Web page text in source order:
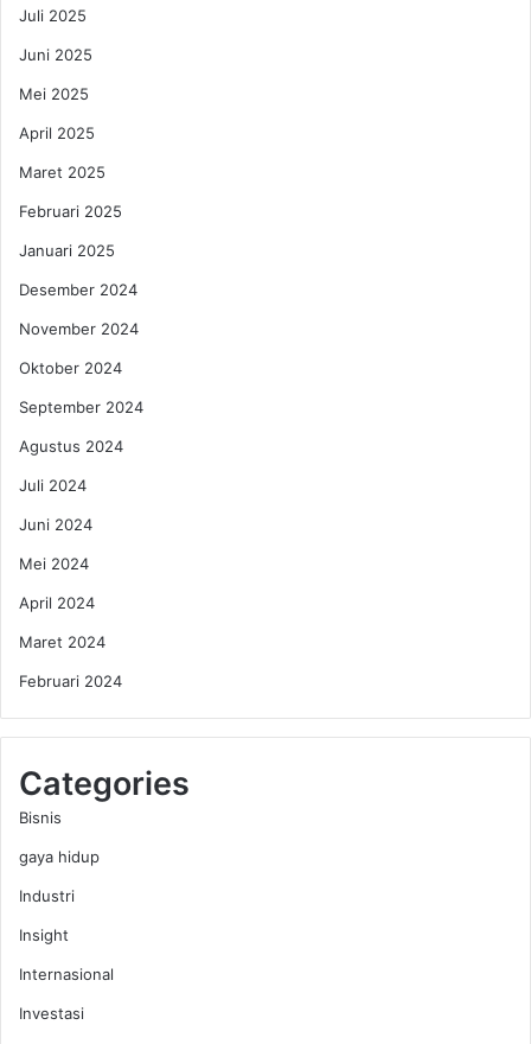
m
a
h
i
g
A
k
b
a
T
v
l
B
r
m
s
l
h
Juli 2025
Juni 2025
Mei 2025
April 2025
Maret 2025
Februari 2025
Januari 2025
Desember 2024
November 2024
Oktober 2024
September 2024
Agustus 2024
Juli 2024
Juni 2024
Mei 2024
April 2024
Maret 2024
Februari 2024
Categories
Bisnis
gaya hidup
Industri
Insight
Internasional
Investasi